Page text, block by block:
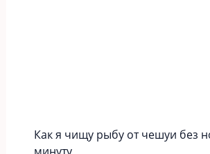
Как я чищу рыбу от чешуи без